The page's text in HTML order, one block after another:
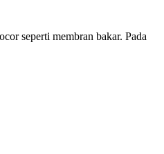
seperti membran bakar. Pada